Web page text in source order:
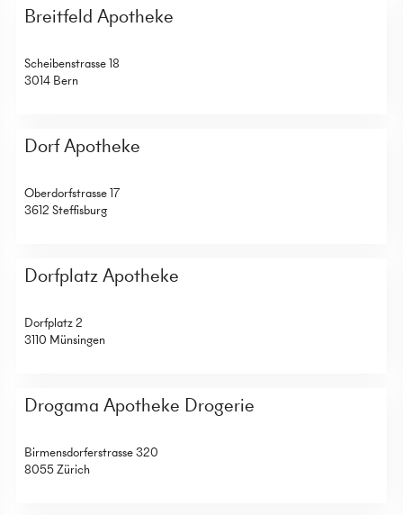
Breitfeld Apotheke
Scheibenstrasse 18
3014 Bern
Dorf Apotheke
Oberdorfstrasse 17
3612 Steffisburg
Dorfplatz Apotheke
Dorfplatz 2
3110 Münsingen
Drogama Apotheke Drogerie
Birmensdorferstrasse 320
8055 Zürich